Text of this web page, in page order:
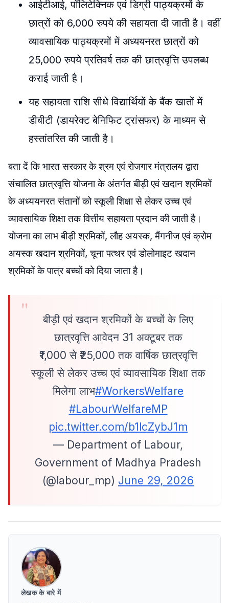
आईटीआई, पॉलिटेक्निक एवं डिग्री पाठ्यक्रमों के
छात्रों को 6,000 रुपये की सहायता दी जाती है। वहीं
व्यावसायिक पाठ्यक्रमों में अध्ययनरत छात्रों को
25,000 रुपये प्रतिवर्ष तक की छात्रवृत्ति उपलब्ध
कराई जाती है।
यह सहायता राशि सीधे विद्यार्थियों के बैंक खातों में
डीबीटी (डायरेक्ट बेनिफिट ट्रांसफर) के माध्यम से
हस्तांतरित की जाती है।
बता दें कि भारत सरकार के श्रम एवं रोजगार मंत्रालय द्वारा
संचालित छात्रवृत्ति योजना के अंतर्गत बीड़ी एवं खदान श्रमिकों
के अध्ययनरत संतानों को स्‍कूली शिक्षा से लेकर उच्च एवं
व्यावसायिक शिक्षा तक वित्तीय सहायता प्रदान की जाती है।
योजना का लाभ बीड़ी श्रमिकों, लौह अयस्क, मैंगनीज एवं क्रोम
अयस्क खदान श्रमिकों, चूना पत्थर एवं डोलोमाइट खदान
श्रमिकों के पात्र बच्चों को दिया जाता है।
बीड़ी एवं खदान श्रमिकों के बच्चों के लिए
छात्रवृत्ति आवेदन 31 अक्टूबर तक
₹1,000 से ₹25,000 तक वार्षिक छात्रवृत्ति
स्कूली से लेकर उच्च एवं व्यावसायिक शिक्षा तक
मिलेगा लाभ#WorkersWelfare
#LabourWelfareMP
pic.twitter.com/b1lcZybJ1m
— Department of Labour,
Government of Madhya Pradesh
(@labour_mp) June 29, 2026
लेखक के बारे में